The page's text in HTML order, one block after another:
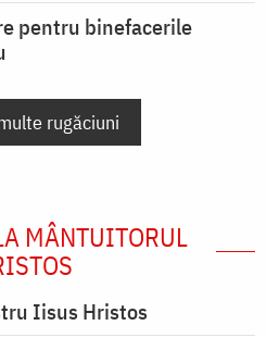
pentru binefacerile
rugăciuni
MÂNTUITORUL
Iisus Hristos